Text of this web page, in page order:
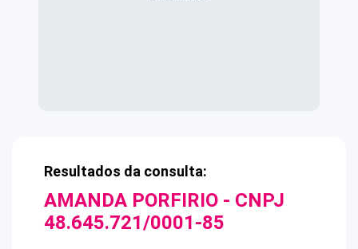
Resultados da consulta:
AMANDA PORFIRIO - CNPJ
48.645.721/0001-85